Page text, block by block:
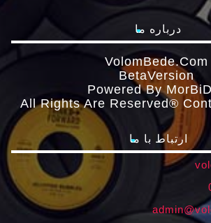
درباره ما
VolomBede.com
ΒetaVersion
Powered By
All Rights Are Reserved®
ارتباط با ما